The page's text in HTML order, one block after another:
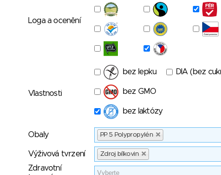
Loga a ocenění
Vlastnosti
bez lepku DIA (bez
bez GMO
bez laktózy
Obaly PP 5 Polypropylén
Výživová tvrzení Zdroj bílkovin
Zdravotní